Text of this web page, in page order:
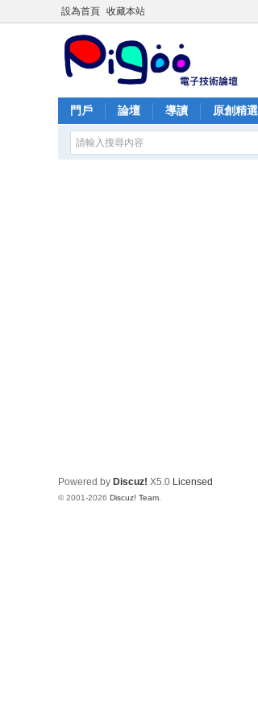
設為首頁 收藏本站
門戶 論壇 導讀 原創精選
Powered by Discuz! X5.0 Licensed
© 2001-2026 Discuz! Team